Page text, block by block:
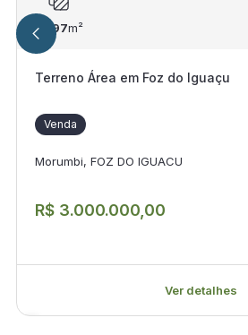
1.397m²
Terreno Área em Foz do Iguaçu
Venda
Morumbi, FOZ DO IGUACU
R$ 3.000.000,00
Ver detalhes